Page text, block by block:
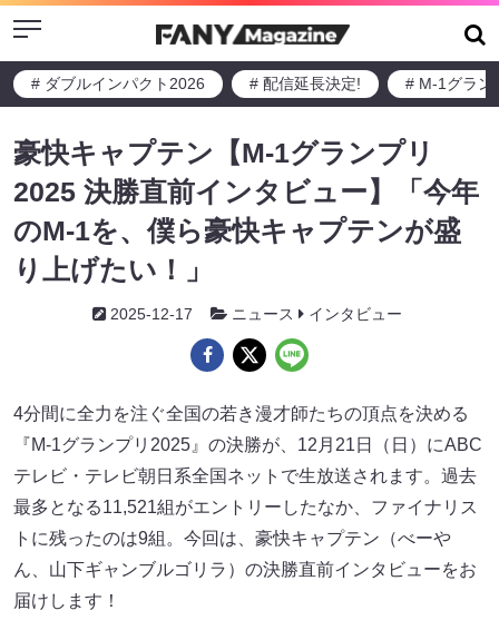
Menu
# ダブルインパクト2026 # 配信延長決定! # M-1グラン
豪快キャプテン【M-1グランプリ
2025 決勝直前インタビュー】「今年
のM-1を、僕ら豪快キャプテンが盛
り上げたい！」
2025-12-17 ニュース インタビュー
4分間に全力を注ぐ全国の若き漫才師たちの頂点を決める
『M-1グランプリ2025』の決勝が、12月21日（日）にABC
テレビ・テレビ朝日系全国ネットで生放送されます。過去
最多となる11,521組がエントリーしたなか、ファイナリス
トに残ったのは9組。今回は、豪快キャプテン（べーや
ん、山下ギャンブルゴリラ）の決勝直前インタビューをお
届けします！